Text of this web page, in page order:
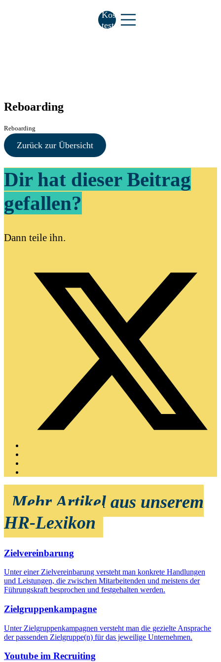
Kostenlos
testen
Reboarding
Reboarding
Zurück zur Übersicht
Dir hat dieser Beitrag
gefallen?
Dann teile ihn.
Mehr Artikel aus unserem
HR-Lexikon
Zielvereinbarung
Unter einer Zielvereinbarung versteht man konkrete Handlungen
und Leistungen, die zwischen Mitarbeitenden und meistens der
Führungskraft besprochen und festgehalten werden.
Zielgruppenkampagne
Unter Zielgruppenkampagnen versteht man die gezielte Ansprache
der passenden Zielgruppe(n) für das jeweilige Unternehmen.
Youtube im Recruiting